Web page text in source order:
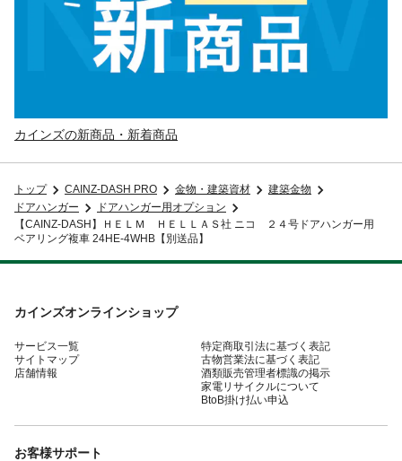
カインズの新商品・新着商品
トップ CAINZ-DASH PRO 金物・建築資材
建築金物
ドアハンガー
ドアハンガー用オプション
【CAINZ-DASH】ＨＥＬＭ ＨＥＬＬＡＳ社 ニコ ２４号ドアハンガー用
ベアリング複車 24HE-4WHB【別送品】
カインズオンラインショップ
サービス一覧
サイトマップ
店舗情報
特定商取引法に基づく表記
古物営業法に基づく表記
酒類販売管理者標識の掲示
家電リサイクルについて
BtoB掛け払い申込
お客様サポート